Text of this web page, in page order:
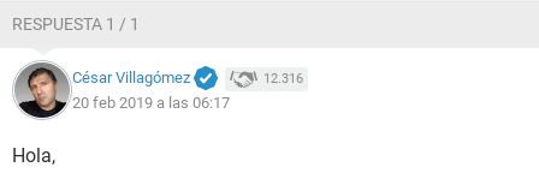
RESPUESTA 1 / 1
César Villagómez 12.316
20 feb 2019 a las 06:17
Hola,